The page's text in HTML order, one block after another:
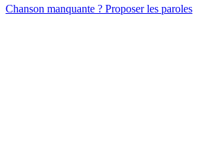
Chanson manquante ? Proposer les paroles